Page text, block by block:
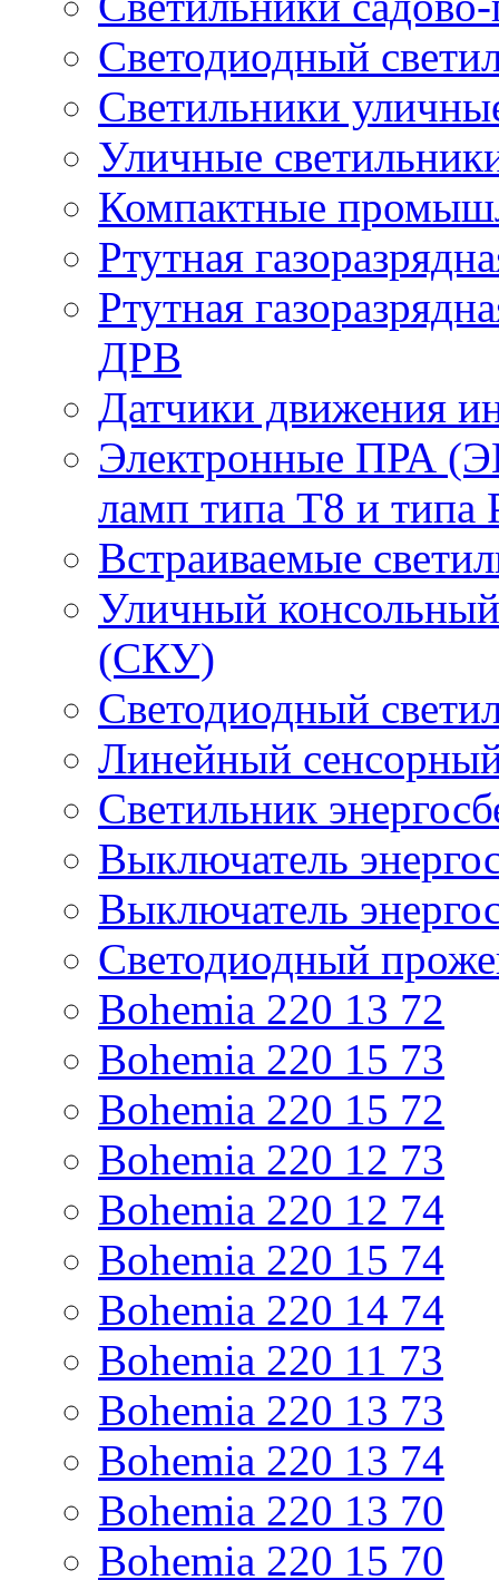
Светодиодный
Светильники
Уличные
Компактные
Ртутная
Ртутная
ДРВ
Датчики движения
Электронные ПРА
ламп типа Т8 и типа
Встраиваемые
Уличный
(СКУ)
Светодиодный
Линейный
Светильник
Выключатель
Выключатель
Светодиодный
Bohemia 220 13 72
Bohemia 220 15 73
Bohemia 220 15 72
Bohemia 220 12 73
Bohemia 220 12 74
Bohemia 220 15 74
Bohemia 220 14 74
Bohemia 220 11 73
Bohemia 220 13 73
Bohemia 220 13 74
Bohemia 220 13 70
Bohemia 220 15 70